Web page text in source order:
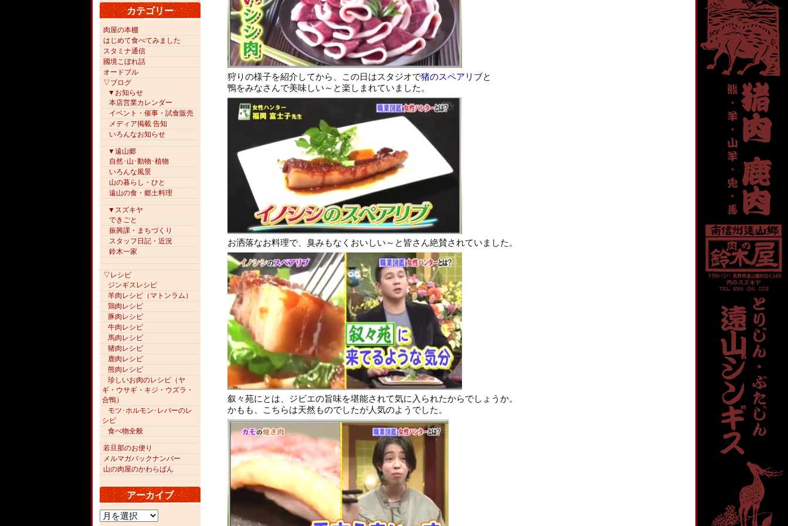
狩りの様子を紹介してから、この日はスタジオで猪のスペアリブと
鴨をみなさんで美味しい～と楽しまれていました。
お洒落なお料理で、臭みもなくおいしい～と皆さん絶賛されていました。
叙々苑にとは、ジビエの旨味を堪能されて気に入られたからでしょうか。
かもも、こちらは天然ものでしたが人気のようでした。
カテゴリー
肉屋の本棚
はじめて食べてみました
スタミナ通信
國境こぼれ話
オードブル
▽ブログ
▼お知らせ
本店営業カレンダー
イベント・催事・試食販売
メディア掲載 告知
いろんなお知らせ
▼遠山郷
自然･山･動物･植物
いろんな風景
山の暮らし・ひと
遠山の食・郷土料理
▼スズキヤ
できごと
振興課・まちづくり
スタッフ日記・近況
鈴木一家
▽レシピ
ジンギスレシピ
羊肉レシピ（マトンラム）
鶏肉レシピ
豚肉レシピ
牛肉レシピ
馬肉レシピ
猪肉レシピ
鹿肉レシピ
熊肉レシピ
珍しいお肉のレシピ（ヤ
ギ・ウサギ・キジ・ウズラ・
合鴨）
モツ･ホルモン･レバーのレ
シピ
食べ物全般
若旦那のお便り
メルマガバックナンバー
山の肉屋のかわらばん
アーカイブ
ア